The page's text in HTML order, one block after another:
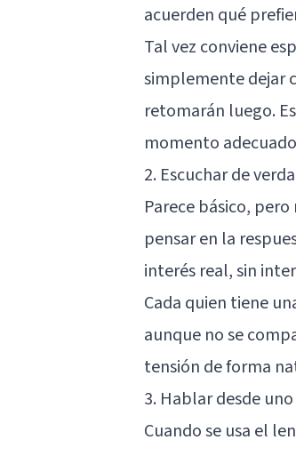
acuerden qué
Tal vez conviene
simplemente dejar
retomarán luego.
momento
2. Escuchar de
Parece básico,
pensar en la
interés real, sin
Cada quien tiene
aunque no se
tensión de forma
3. Hablar desde
Cuando se usa el